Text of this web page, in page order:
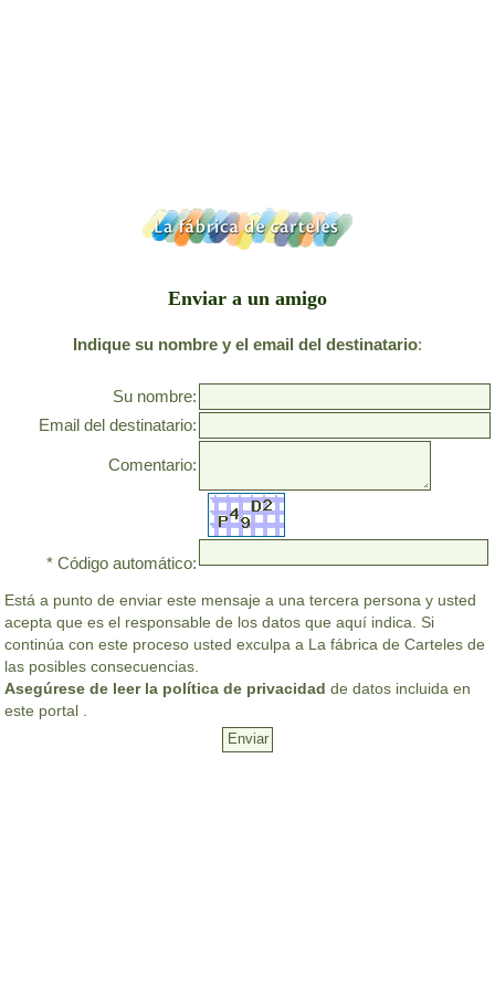
Enviar a un amigo
Indique su nombre y el email del destinatario:
Su nombre:
Email del destinatario:
Comentario:
* Código automático:
Está a punto de enviar este mensaje a una tercera persona y usted
acepta que es el responsable de los datos que aquí indica. Si
continúa con este proceso usted exculpa a La fábrica de Carteles de
las posibles consecuencias.
Asegúrese de leer la política de privacidad de datos incluida en
este portal .